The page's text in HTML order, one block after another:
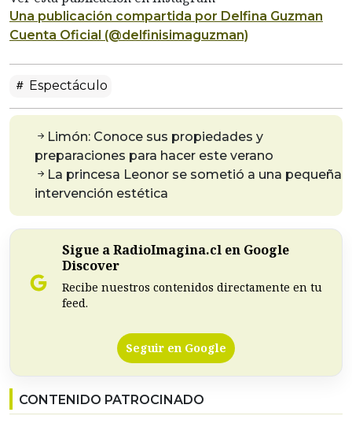
Una publicación compartida por Delfina Guzman
Cuenta Oficial (@delfinisimaguzman)
Espectáculo
Limón: Conoce sus propiedades y
preparaciones para hacer este verano
La princesa Leonor se sometió a una pequeña
intervención estética
Sigue a RadioImagina.cl en Google
Discover
Recibe nuestros contenidos directamente en tu
feed.
Seguir en Google
CONTENIDO PATROCINADO